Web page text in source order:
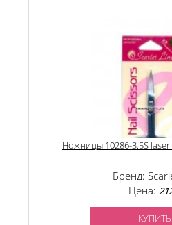
Ножницы 10286-3.5S
Бренд:
Цена:
КУПИТЬ